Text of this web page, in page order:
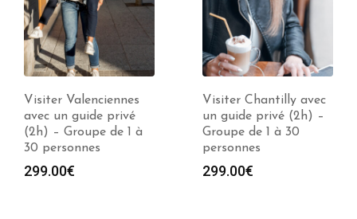
Visiter Chantilly avec
un guide privé (2h) –
Groupe de 1 à 30
personnes
299.00€
Visite de Boulogne-
sur-Mer avec un guide
privé (1 à 10h) –
Groupe jusqu’à 30
personnes